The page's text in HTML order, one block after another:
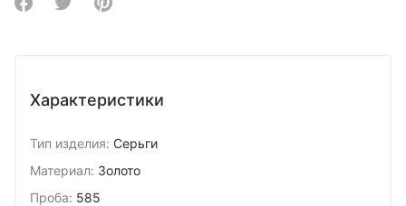
Share on Facebook
Share on Twitter
Share on Pinterest
Характеристики
Тип изделия: Серьги
Материал: Золото
Проба: 585